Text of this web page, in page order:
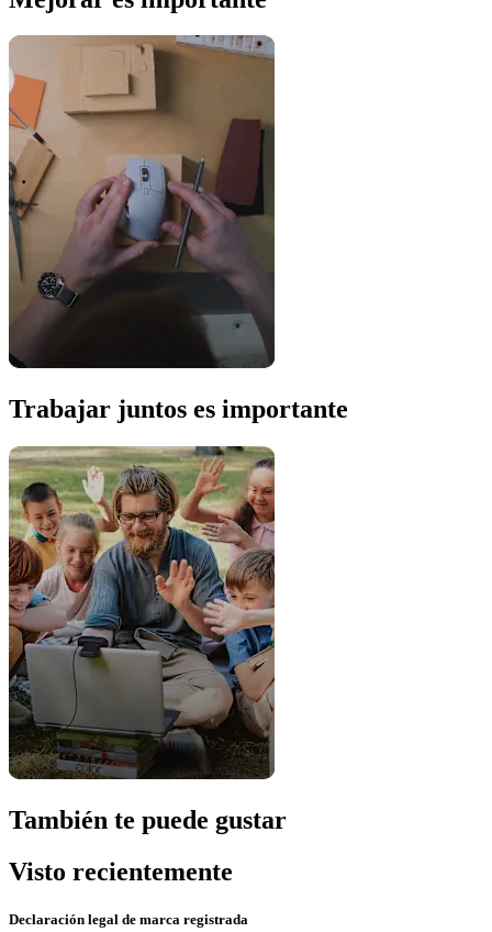
Trabajar juntos es importante
También te puede gustar
Visto recientemente
Declaración legal de marca registrada